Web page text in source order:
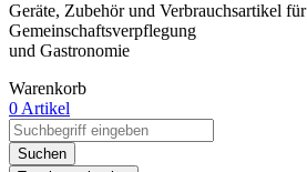
Geräte, Zubehör und Verbrauchsartikel für
Gemeinschaftsverpflegung
und Gastronomie
Warenkorb
0 Artikel
Suchen